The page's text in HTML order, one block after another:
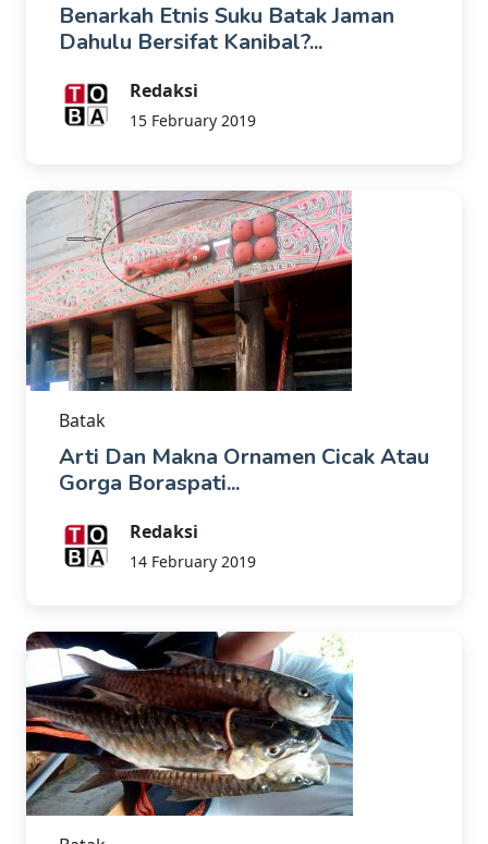
Benarkah Etnis Suku Batak Jaman
Dahulu Bersifat Kanibal?...
Redaksi
15 February 2019
Batak
Arti Dan Makna Ornamen Cicak Atau
Gorga Boraspati...
Redaksi
14 February 2019